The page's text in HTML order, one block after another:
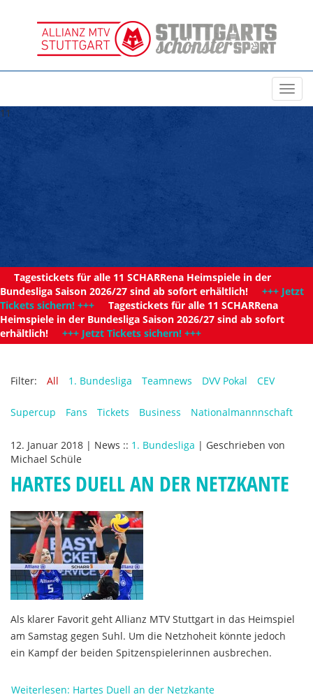
11
Tagestickets für alle 11 SCHARRena Heimspiele in der
Bundesliga Saison 2026/27 sind ab sofort erhältlich! +++ Jetzt
Tickets sichern! +++ Tagestickets für alle 11 SCHARRena
Heimspiele in der Bundesliga Saison 2026/27 sind ab sofort
erhältlich! +++ Jetzt Tickets sichern! +++
Filter: All 1. Bundesliga Teamnews DVV Pokal CEV
Supercup Fans Tickets Business Nationalmannnschaft
12. Januar 2018 | News :: 1. Bundesliga | Geschrieben von
Michael Schüle
HARTES DUELL AN DER NETZKANTE
Als klarer Favorit geht Allianz MTV Stuttgart in das Heimspiel
am Samstag gegen Suhl. Um die Netzhoheit könnte jedoch
ein Kampf der beiden Spitzenspielerinnen ausbrechen.
Weiterlesen: Hartes Duell an der Netzkante